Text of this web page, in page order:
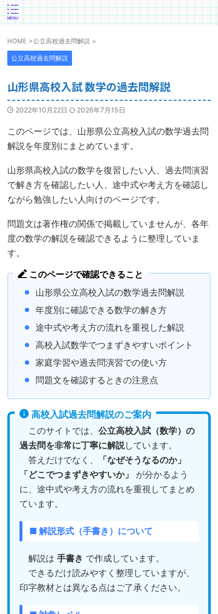
HOME >公立高校過去問解説 >
公立高校過去問解説
山形県高校入試 数学の過去問解説
2022年10月22日 2026年7月15日
このページでは、山形県公立高校入試の数学過去問
解説を年度別にまとめています。
山形県高校入試の数学を復習したい人、過去問演習
で解き方を確認したい人、途中式や考え方を確認し
ながら勉強したい人向けのページです。
問題文は著作権の関係で掲載していませんが、各年
度の数学の解説を確認できるように整理していま
す。
このページで確認できること
山形県公立高校入試の数学過去問解説
年度別に確認できる数学の解き方
途中式や考え方の流れを重視した解説
高校入試数学でつまずきやすいポイント
家庭学習や過去問演習での使い方
問題文を確認するときの注意点
高校入試過去問解説のご案内
このサイトでは、 公立高校入試（数学）の
過去問を非常に丁寧に解説しています。
答えだけでなく、
「なぜそうなるのか」
「どこでつまずきやすいか」
が分かるよう
に、途中式や考え方の流れを重視してまとめ
ています。
■ 解説形式（手書き）について
解説は 手書き で作成しています。
できるだけ読みやすく整理していますが、
印字教材とは異なる点はご了承ください。